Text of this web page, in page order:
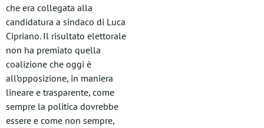
che era collegata alla
candidatura a sindaco di Luca
Cipriano. Il risultato elettorale
non ha premiato quella
coalizione che oggi è
all’opposizione, in maniera
lineare e trasparente, come
sempre la politica dovrebbe
essere e come non sempre,